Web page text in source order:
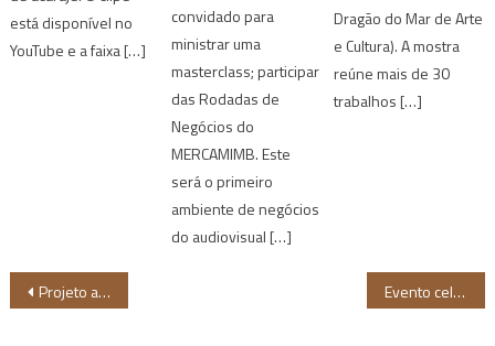
está disponível no
YouTube e a faixa […]
convidado para
ministrar uma
masterclass; participar
das Rodadas de
Negócios do
MERCAMIMB. Este
será o primeiro
ambiente de negócios
do audiovisual […]
Dragão do Mar de Arte
e Cultura). A mostra
reúne mais de 30
trabalhos […]
Navegação
Projeto abre inscrições para oficina de frevo em comunidade quilombola de Pernambuco Evento celebra a união entre gastronomia e resistência em restaurante de Salvador